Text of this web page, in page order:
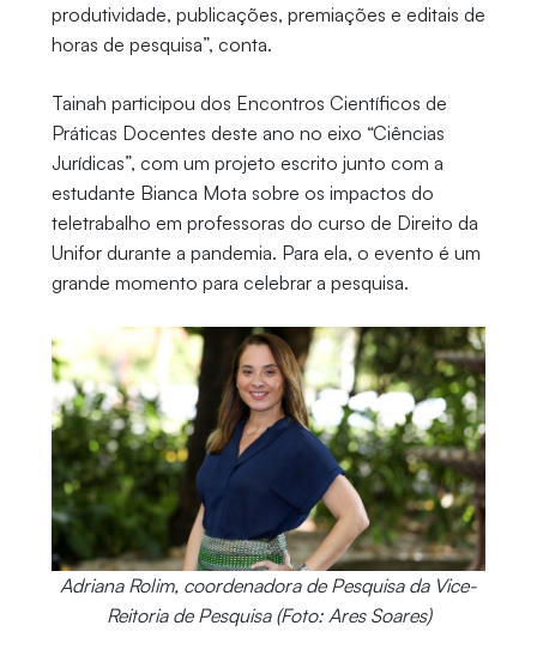
produtividade, publicações, premiações e editais de
horas de pesquisa”, conta.
Tainah participou dos Encontros Científicos de
Práticas Docentes deste ano no eixo “Ciências
Jurídicas”, com um projeto escrito junto com a
estudante Bianca Mota sobre os impactos do
teletrabalho em professoras do curso de Direito da
Unifor durante a pandemia. Para ela, o evento é um
grande momento para celebrar a pesquisa.
Adriana Rolim, coordenadora de Pesquisa da Vice-
Reitoria de Pesquisa (Foto: Ares Soares)